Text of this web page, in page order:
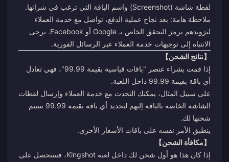
لقطة شاشة (Screenshot) واسم الباقة التي ترغب في شرائها.
ملاحظة هامة: بعد نجاح عملية الدفع، تواصل مع خدمة العملاء
لتزويدهم برمز التحقق الخاص بـ Google أو Facebook. يرجى
الانتباه إلى توجيهات خدمة العملاء عبر الرسائل الفورية.
【نتائج الشحن】
إذا قمت بشراء عنصر "باقات قياسية بقيمة 99.99"، فهي تعادل
أي باقة بقيمة 99.99 داخل اللعبة.
على سبيل المثال، يمكنك التحدث مع خدمة العملاء وإرسال لقطات
الشاشة الخاصة بالباقة إليهم لتحديد أي باقة بقيمة 99.99 سيتم
شحنها لك.
ينطبق الأمر نفسه على باقات الأسعار الأخرى.
【مكافأة الشحن】
إذا كان هذا هو أول شحن لك داخل لعبة Kingshot، فستحصل على